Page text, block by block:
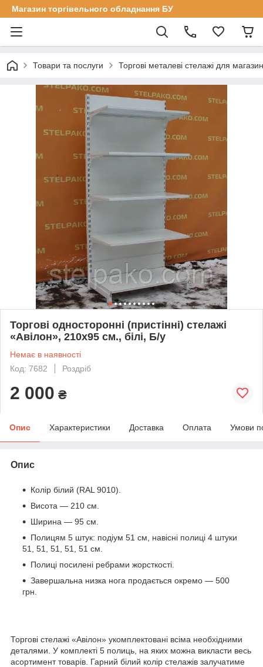
Магазин торгівельного обладнання БУ
Товари та послуги Торгові металеві стелажі для
Торгові односторонні (пристінні) стелажі
«Авілон», 210х95 см., білі, Б/у
Немає в наявності
Код: 7682
Роздріб
2 000 ₴
Опис Характеристики Доставка Оплата Умови
Опис
Колір білий (RAL 9010).
Висота — 210 см.
Ширина — 95 см.
Полицям 5 штук: подіум 51 см, навісні полиці 4 штуки
51, 51, 51, 51, 51 см.
Полиці посилені ребрами жорсткості.
Завершальна низка нога продається окремо — 500
грн.
Торгові стелажі «Авілон» укомплектовані всіма необхідними
деталями. У комплекті 5 полиць, на яких можна викласти весь
асортимент товарів. Гарний білий колір стелажів залучатиме